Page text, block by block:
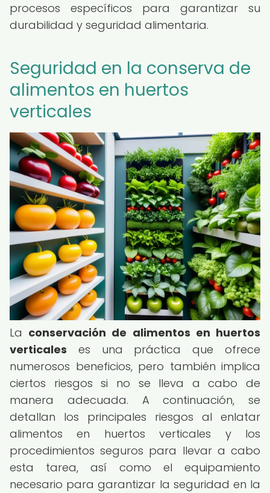
procesos específicos para garantizar su
durabilidad y seguridad alimentaria.
Seguridad en la conserva de
alimentos en huertos
verticales
La conservación de alimentos en huertos
verticales es una práctica que ofrece
numerosos beneficios, pero también implica
ciertos riesgos si no se lleva a cabo de
manera adecuada. A continuación, se
detallan los principales riesgos al enlatar
alimentos en huertos verticales y los
procedimientos seguros para llevar a cabo
esta tarea, así como el equipamiento
necesario para garantizar la seguridad en la